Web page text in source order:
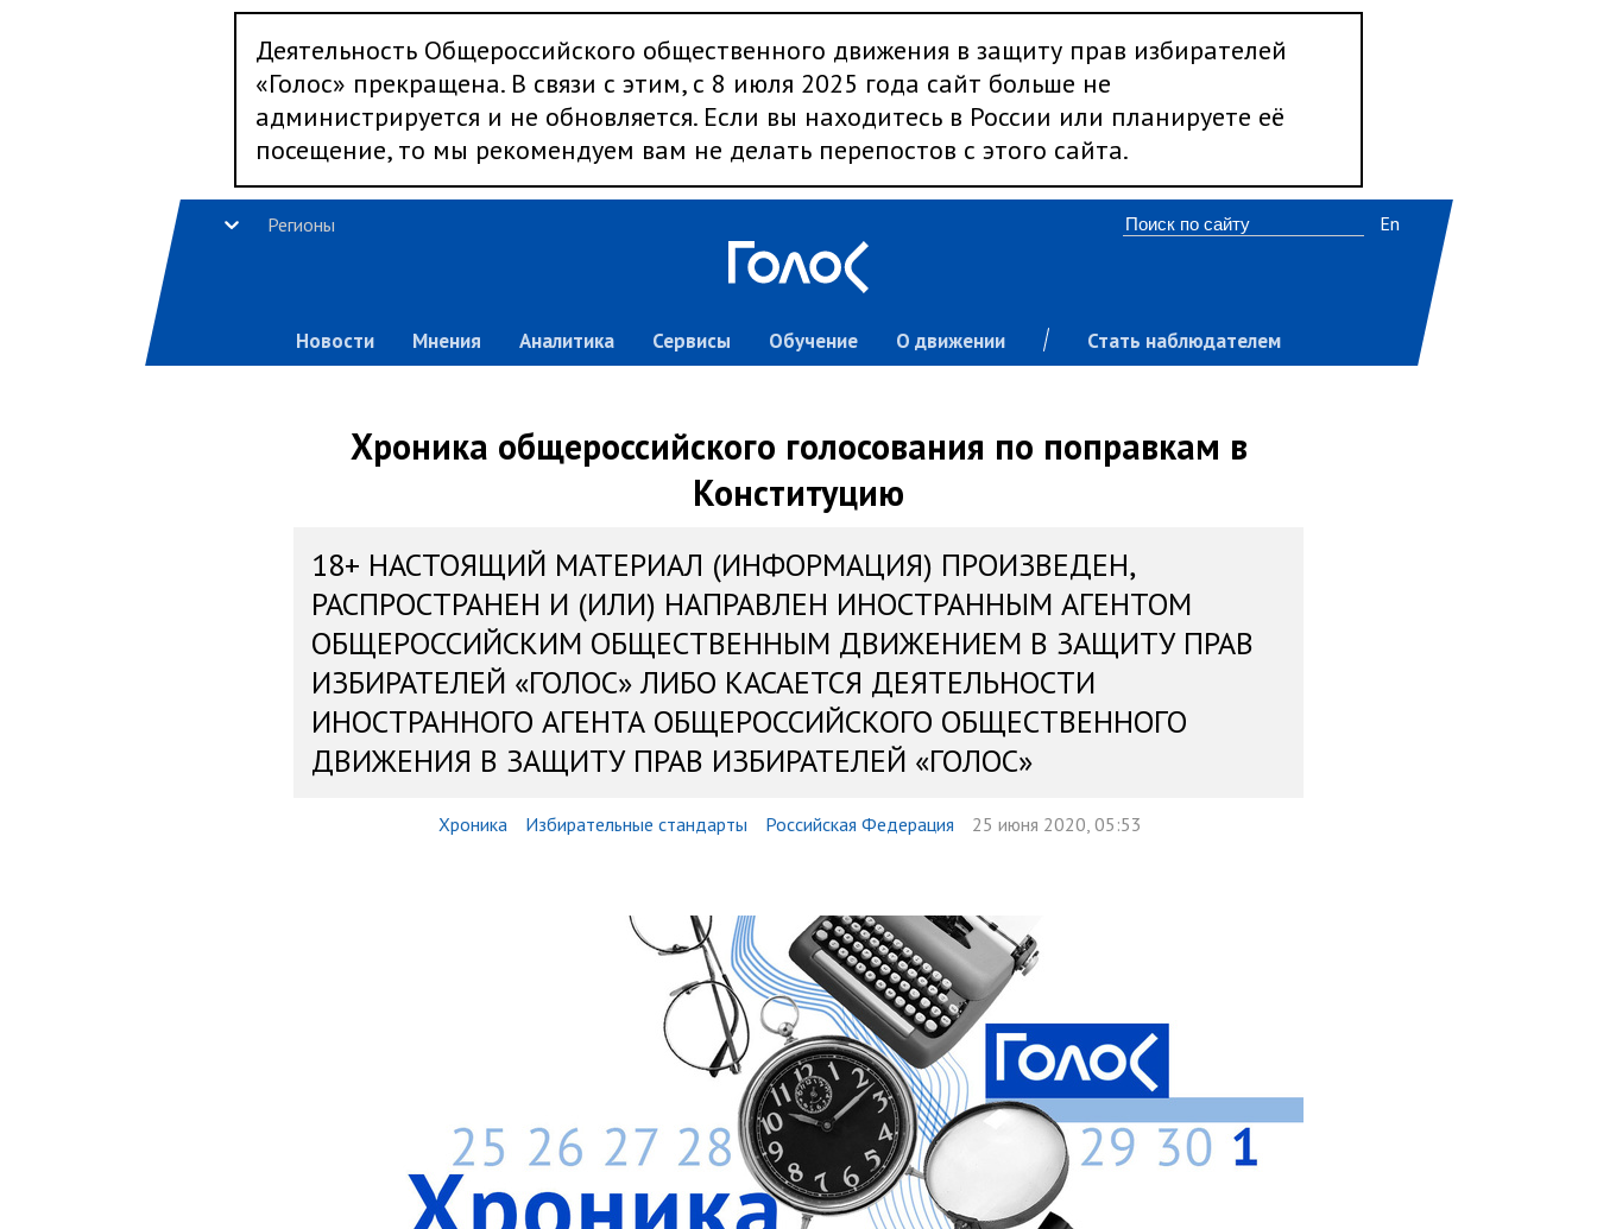
Деятельность Общероссийского общественного движения в защиту прав избирателей
«Голос» прекращена. В связи с этим, с 8 июля 2025 года сайт больше не
администрируется и не обновляется. Если вы находитесь в России или планируете её
посещение, то мы рекомендуем вам не делать перепостов с этого сайта.
Регионы
Новости Мнения Аналитика Сервисы Обучение О движении Стать наблюдателем
En
Хроника общероссийского голосования по поправкам в
Конституцию
18+ НАСТОЯЩИЙ МАТЕРИАЛ (ИНФОРМАЦИЯ) ПРОИЗВЕДЕН,
РАСПРОСТРАНЕН И (ИЛИ) НАПРАВЛЕН ИНОСТРАННЫМ АГЕНТОМ
ОБЩЕРОССИЙСКИМ ОБЩЕСТВЕННЫМ ДВИЖЕНИЕМ В ЗАЩИТУ ПРАВ
ИЗБИРАТЕЛЕЙ «ГОЛОС» ЛИБО КАСАЕТСЯ ДЕЯТЕЛЬНОСТИ
ИНОСТРАННОГО АГЕНТА ОБЩЕРОССИЙСКОГО ОБЩЕСТВЕННОГО
ДВИЖЕНИЯ В ЗАЩИТУ ПРАВ ИЗБИРАТЕЛЕЙ «ГОЛОС»
Хроника Избирательные стандарты Российская Федерация 25 июня 2020, 05:53